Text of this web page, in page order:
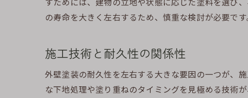
の寿命を大きく左右するため、慎重な検討が必要です
施工技術と耐久性の関係性
外壁塗装の耐久性を左右する大きな要因の一つが、
な下地処理や塗り重ねのタイミングを見極める技術